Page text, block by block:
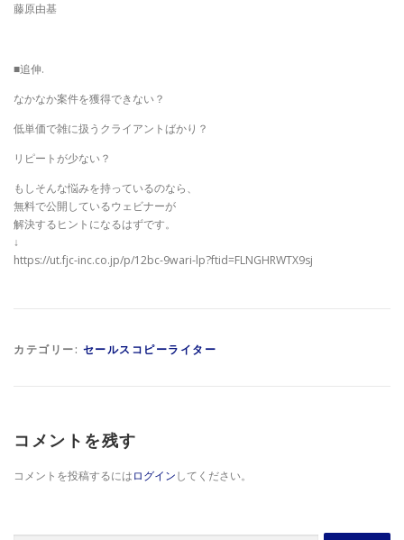
藤原由基
■追伸.
なかなか案件を獲得できない？
低単価で雑に扱うクライアントばかり？
リピートが少ない？
もしそんな悩みを持っているのなら、
無料で公開しているウェビナーが
解決するヒントになるはずです。
↓
https://ut.fjc-inc.co.jp/p/12bc-9wari-lp?ftid=FLNGHRWTX9sj
カテゴリー: セールスコピーライター
コメントを残す
コメントを投稿するにはログインしてください。